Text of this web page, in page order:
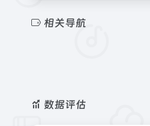
相关导航
数据评估